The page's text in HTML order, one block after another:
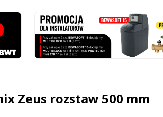
Zeus rozstaw 500 mm